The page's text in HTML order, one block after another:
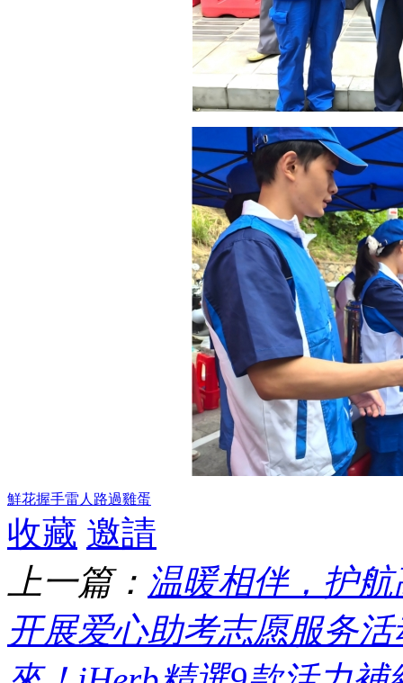
鮮花握手雷人 路過雞蛋
收藏 邀請
上一篇： 温暖相伴，护
开展爱心助考志愿服务活